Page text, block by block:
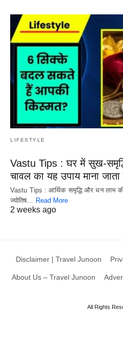
LIFESTYLE
Vastu Tips : घर में सुख-
चावल का यह उपाय माना
Vastu Tips : आर्थिक समृद्धि और धन लाभ
ज्योतिष… Read More
2 weeks ago
Disclaimer | Travel Junoon
About Us – Travel Junoon
All Rights